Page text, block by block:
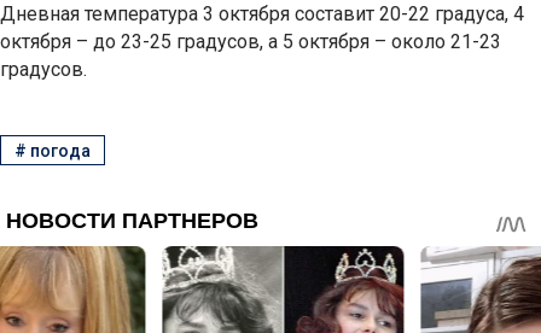
Дневная температура 3 октября составит 20-22 градуса, 4
октября – до 23-25 градусов, а 5 октября – около 21-23
градусов.
# погода